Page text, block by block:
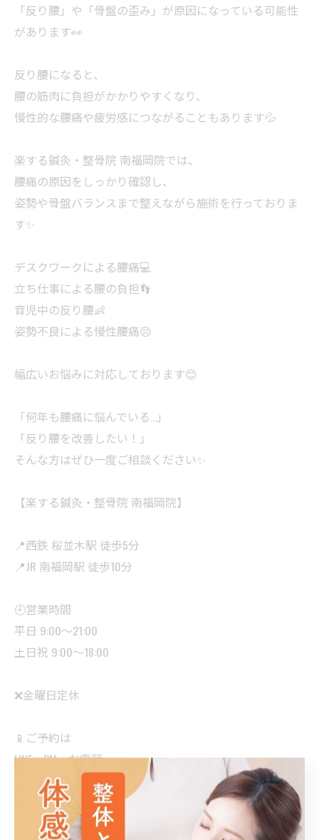
「反り腰」や「骨盤の歪み」が原因になっている可能性
があります👀
反り腰になると、
腰の筋肉に負担がかかりやすくなり、
慢性的な腰痛や疲労感につながることもあります💦
楽する鍼灸・整骨院 南福岡院では、
腰痛の原因をしっかり確認し、
姿勢や骨盤バランスまで整えながら施術を行っておりま
す✨
デスクワークによる腰痛💻
立ち仕事による腰の負担👣
育児中の反り腰👶
姿勢不良による慢性腰痛😣
幅広いお悩みに対応しております😊
「何年も腰痛に悩んでいる…」
「反り腰を改善したい！」
そんな方はぜひ一度ご相談ください✨
【楽する鍼灸・整骨院 南福岡院】
📍西鉄 桜並木駅 徒歩5分
📍JR 南福岡駅 徒歩10分
🕘営業時間
平日 9:00〜21:00
土日祝 9:00〜18:00
❌金曜日定休
📱ご予約は
LINE・DM・お電話・
ホットペッパー・ホームページから受付中✨
福岡市博多区・南福岡・春日市・大野城市周辺で